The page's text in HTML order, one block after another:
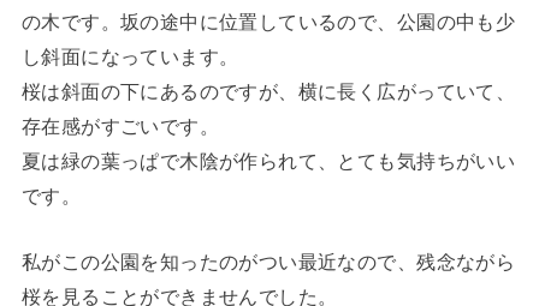
の木です。坂の途中に位置しているので、公園の中も少
し斜面になっています。
桜は斜面の下にあるのですが、横に長く広がっていて、
存在感がすごいです。
夏は緑の葉っぱで木陰が作られて、とても気持ちがいい
です。
私がこの公園を知ったのがつい最近なので、残念ながら
桜を見ることができませんでした。